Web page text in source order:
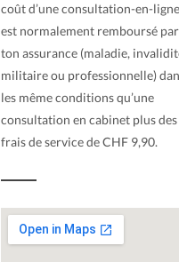
coût d’une consultation-en-ligne
est normalement remboursé par
ton assurance (maladie,
militaire ou professionnelle)
les même conditions qu’une
consultation en cabinet plus des
frais de service de CHF 9,90.